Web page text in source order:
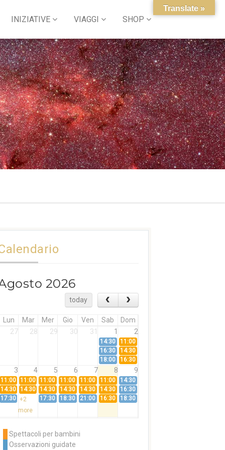
INIZIATIVE VIAGGI SHOP
2026
today
Lun Mar Mer Gio Ven Sab
Dom
27
28 29 30 31 1 2
14:30
11:00
16:30
14:30
18:00
16:30
3 4 5 6 7 8 9
11:00 11:00 11:00 11:00 11:00 11:00
14:30
14:30 14:30 14:30 14:30 14:30 14:30
16:30
17:30 +2
more
17:30 18:30 21:00 16:30 18:30
11:00
14:30
Spettacoli per bambini
Osservazioni guidate
Translate »